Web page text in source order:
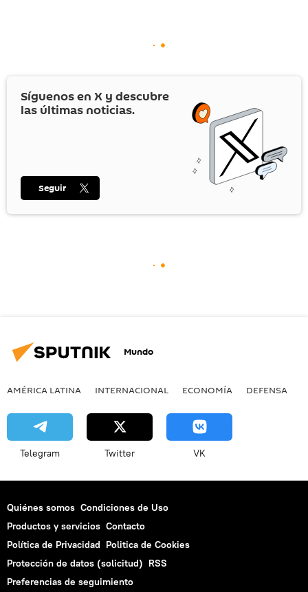
Síguenos en X y descubre
las últimas noticias.
Seguir
Mundo
AMÉRICA LATINA INTERNACIONAL ECONOMÍA DEFENSA
Telegram Twitter VK
Quiénes somos Condiciones de Uso
Productos y servicios Contacto
Política de Privacidad Politica de Cookies
Protección de datos (solicitud) RSS
Preferencias de seguimiento